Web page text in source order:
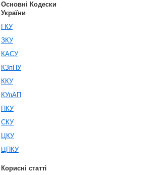
Основні Кодески
України
ГКУ
ЗКУ
КАСУ
КЗпПУ
ККУ
КУпАП
ПКУ
СКУ
ЦКУ
ЦПКУ
Корисні статті